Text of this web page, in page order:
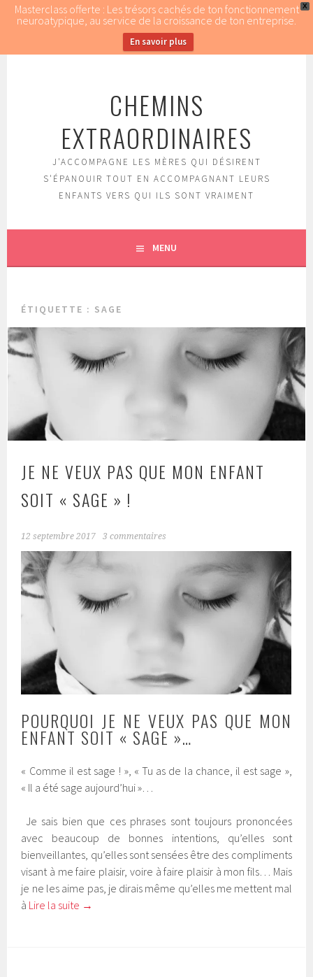
X
Masterclass offerte : Les trésors cachés de ton fonctionnement
neuroatypique, au service de la croissance de ton entreprise.
En savoir plus
CHEMINS
EXTRAORDINAIRES
J'ACCOMPAGNE LES MÈRES QUI DÉSIRENT
S'ÉPANOUIR TOUT EN ACCOMPAGNANT LEURS
ENFANTS VERS QUI ILS SONT VRAIMENT
MENU
ÉTIQUETTE : SAGE
JE NE VEUX PAS QUE MON ENFANT
SOIT « SAGE » !
12 septembre 2017 3 commentaires
POURQUOI JE NE VEUX PAS QUE MON
ENFANT SOIT « SAGE »…
« Comme il est sage ! », « Tu as de la chance, il est sage »,
« Il a été sage aujourd’hui »…
Je sais bien que ces phrases sont toujours prononcées
avec beaucoup de bonnes intentions, qu’elles sont
bienveillantes, qu’elles sont sensées être des compliments
visant à me faire plaisir, voire à faire plaisir à mon fils… Mais
je ne les aime pas, je dirais même qu’elles me mettent mal
à Lire la suite →